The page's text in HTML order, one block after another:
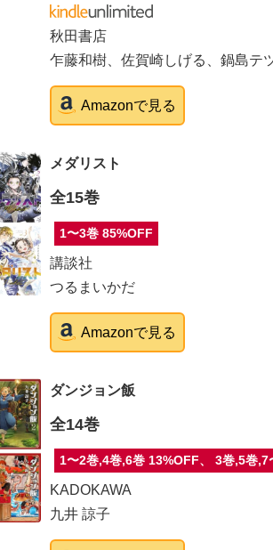
秋田書店
乍藤和樹、佐賀崎しげる、鍋島テ
Amazonで見る
メダリスト
全15巻
1〜3巻 85%OFF
講談社
つるまいかだ
Amazonで見る
ダンジョン飯
全14巻
1〜2巻,4巻,6巻 13%OFF、 3巻,5巻
KADOKAWA
九井 諒子